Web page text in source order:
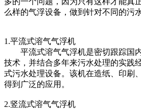
么样的气浮设备，做到针对不同的污
1.平流式溶气气浮机
平流式溶气气浮机是密切跟踪国
技术，并结合多年来污水处理的实践
式污水处理设备。该机在造纸、印刷
得到广泛的应用。
2.竖流式溶气气浮机